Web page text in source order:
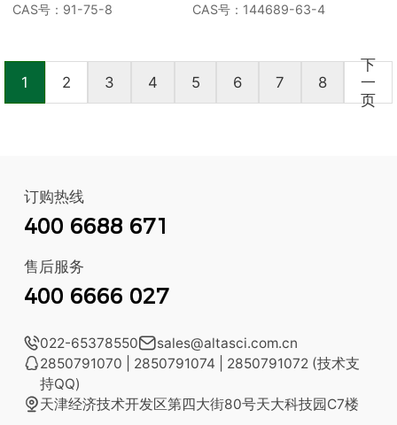
CAS号：91-75-8
CAS号：144689-63-4
1 2 3 4 5 6 7 8
下
一
页
订购热线
400 6688 671
售后服务
400 6666 027
022-65378550sales@altasci.com.cn
2850791070 | 2850791074 | 2850791072 (技术支
持QQ)
天津经济技术开发区第四大街80号天大科技园C7楼